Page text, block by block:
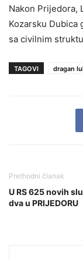
Nakon Prijedora,
Kozarsku Dubica
sa civilnim
TAGOVI dragan
Prethodni članak
U RS 625 novih
dva u PRIJEDORU